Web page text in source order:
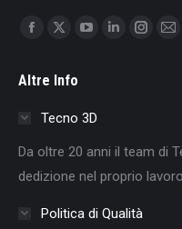
Find us on:
Facebook
opens
window
X
opens
window
YouTube
window
Linkedin
window
Altre Info
Tecno 3D
Da oltre 20 anni il team di
dedizione nel proprio
Politica di Qualità